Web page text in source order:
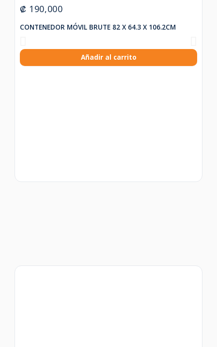
₡ 190,000
CONTENEDOR MÓVIL BRUTE 82 X 64.3 X 106.2CM
Añadir al carrito